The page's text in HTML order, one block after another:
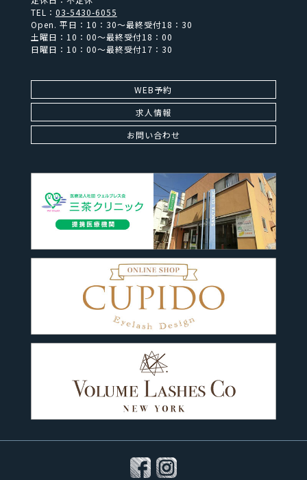
TEL： 03-5430-6055
Open. 平日：10：30～最終受付18：30
土曜日：10：00～最終受付18：00
日曜日：10：00～最終受付17：30
WEB予約
求人情報
お問い合わせ